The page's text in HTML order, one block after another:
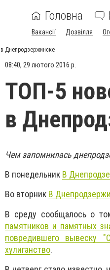
Головна
Вакансії Дозвілля
Днепродзержинске
08:40, 29 лютого 2016 р.
ТОП-5
в
Чем запомнилась
В понедельник В
Во вторник В
В среду сообщалось о
памятников и памятных
повредившего вывеску
хулиганство.